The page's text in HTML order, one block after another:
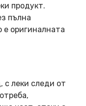
продукт.
пълна
е оригиналната
с леки следи от